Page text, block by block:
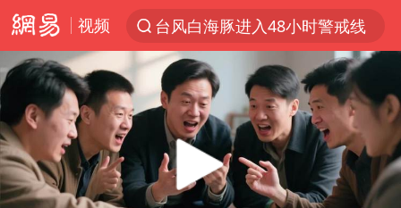
视频
台风白海豚进入48小时警戒线
以“新”破局 首发经济点亮城市消费活力
中方回应是否在太平洋海底开采稀土
宇树科技发行价格150.80元/股
外交部发言人就广岛核爆81周年等答记者问
吉林一“温度计大楼”读数爆表